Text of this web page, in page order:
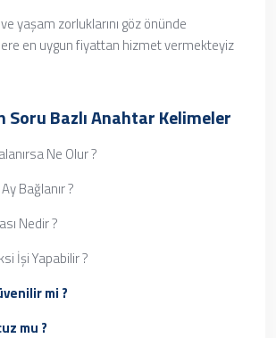
ve yaşam zorluklarını göz önünde
en uygun fiyattan hizmet vermekteyiz
Soru Bazlı Anahtar Kelimeler
Ne Olur ?
Bağlanır ?
Nedir ?
İşi Yapabilir ?
mi ?
mu ?